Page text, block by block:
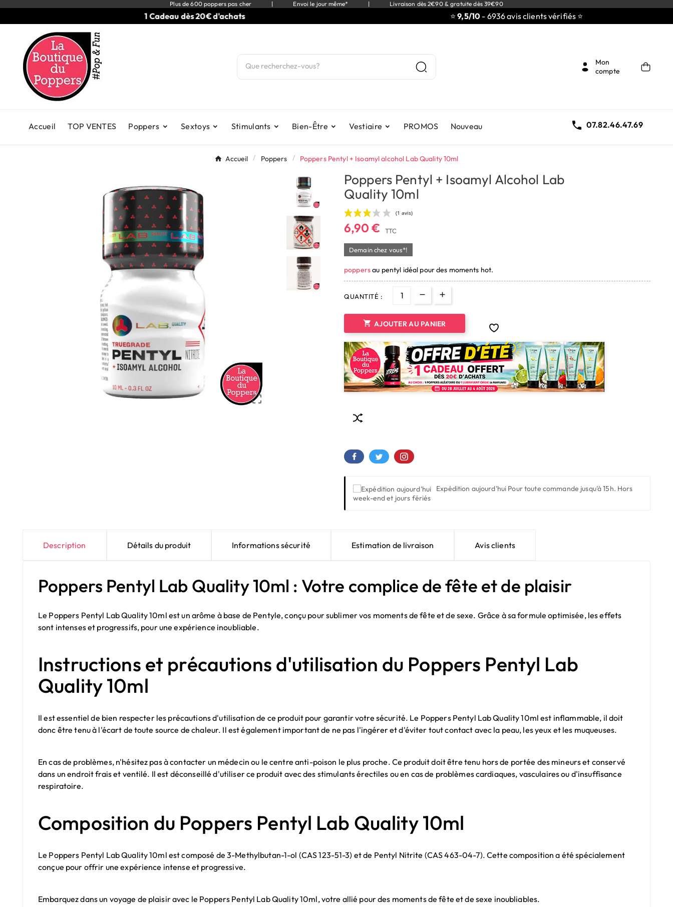
Plus de 600 poppers pas cher | Envoi le jour même* | Livraison dès 2€90 & gratuite dès 39€90
1 Cadeau dès 20€ d'achats 9,5/10- 6936 avis clients vérifiés ⭐
Mon
compte
Accueil TOP VENTES Poppers Sextoys Stimulants Bien-Être Vestiaire PROMOS Nouveau  07.82.46.47.69
Accueil Poppers Poppers Pentyl + Isoamyl alcohol Lab Quality 10ml

Poppers Pentyl + Isoamyl Alcohol Lab
Quality 10ml
6,90 € TTC
Demain chez vous*!
poppersau pentyl idéal pour des moments hot.
QUANTITÉ :
 AJOUTER AU PANIER
Expédition aujourd'hui Pour toute commande jusqu'à 15h. Hors
week-end et jours fériés
Description Détails du produit Informations sécurité Estimation de livraison Avis clients
Poppers Pentyl Lab Quality 10ml : Votre complice de fête et de plaisir
Le Poppers Pentyl Lab Quality 10ml est un arôme à base de Pentyle, conçu pour sublimer vos moments de fête et de sexe. Grâce à sa formule optimisée, les effets
sont intenses et progressifs, pour une expérience inoubliable.
Instructions et précautions d'utilisation du Poppers Pentyl Lab
Quality 10ml
Il est essentiel de bien respecter les précautions d'utilisation de ce produit pour garantir votre sécurité. Le Poppers Pentyl Lab Quality 10ml est inflammable, il doit
donc être tenu à l'écart de toute source de chaleur. Il est également important de ne pas l'ingérer et d'éviter tout contact avec la peau, les yeux et les muqueuses.
En cas de problèmes, n'hésitez pas à contacter un médecin ou le centre anti-poison le plus proche. Ce produit doit être tenu hors de portée des mineurs et conservé
dans un endroit frais et ventilé. Il est déconseillé d'utiliser ce produit avec des stimulants érectiles ou en cas de problèmes cardiaques, vasculaires ou d'insuffisance
respiratoire.
Composition du Poppers Pentyl Lab Quality 10ml
Le Poppers Pentyl Lab Quality 10ml est composé de 3-Methylbutan-1-ol (CAS 123-51-3) et de Pentyl Nitrite (CAS 463-04-7). Cette composition a été spécialement
conçue pour offrir une expérience intense et progressive.
Embarquez dans un voyage de plaisir avec le Poppers Pentyl Lab Quality 10ml, votre allié pour des moments de fête et de sexe inoubliables.